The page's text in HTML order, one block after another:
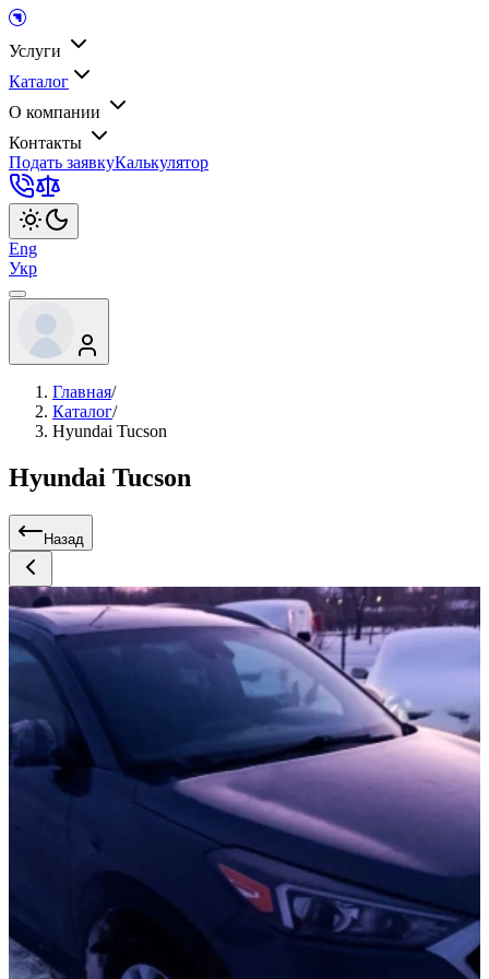
Услуги
Каталог
О компании
Контакты
Подать заявкуКалькулятор
Eng
Укр
Главная/
Каталог/
Hyundai Tucson
Hyundai Tucson
Назад